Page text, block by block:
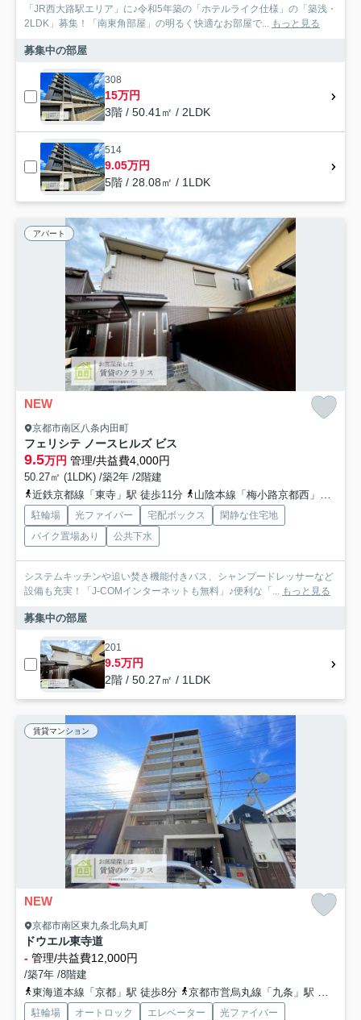
「JR西大路駅エリア」に♪令和5年築の「ホテルライク仕様」の「築浅・
2LDK」募集！「南東角部屋」の明るく快適なお部屋で... もっと見る
募集中の部屋
308
15万円
3階 / 50.41㎡ / 2LDK
514
9.05万円
5階 / 28.08㎡ / 1LDK
アパート
NEW
京都市南区八条内田町
フェリシテ ノースヒルズ ビス
9.5万円 管理/共益費4,000円
50.27㎡ (1LDK) /築2年 /2階建
近鉄京都線「東寺」駅 徒歩11分
山陰本線「梅小路京都西」駅 徒歩21分
駐輪場 光ファイバー 宅配ボックス
閑静な住宅地
バイク置場あり
公共下水
システムキッチンや追い焚き機能付きバス、シャンプードレッサーなど
設備も充実！「J-COMインターネットも無料」♪便利な「... もっと見る
募集中の部屋
201
9.5万円
2階 / 50.27㎡ / 1LDK
賃貸マンション
NEW
京都市南区東九条北烏丸町
ドウエル東寺道
- 管理/共益費12,000円
/築7年 /8階建
東海道本線「京都」駅 徒歩8分
京都市営烏丸線「九条」駅 徒歩5分
駐輪場 オートロック エレベーター
光ファイバー